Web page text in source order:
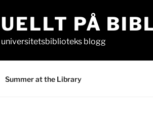
PÅ
blogg
Summer at the Library